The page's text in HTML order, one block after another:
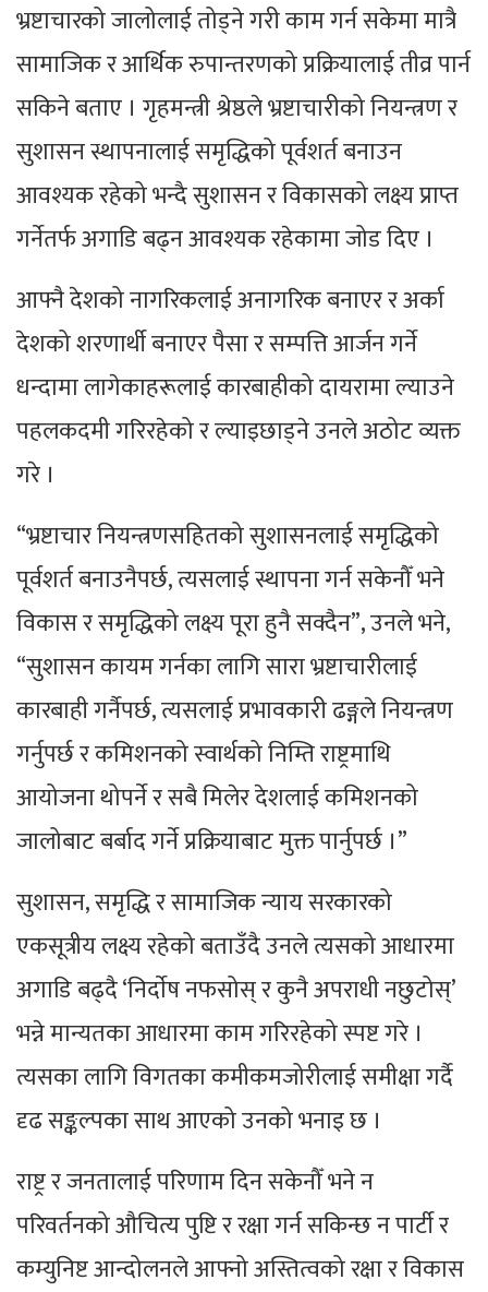
भ्रष्टाचारको जालोलाई तोड्ने गरी काम गर्न सकेमा मात्रै
सामाजिक र आर्थिक रुपान्तरणको प्रक्रियालाई तीव्र पार्न
सकिने बताए । गृहमन्त्री श्रेष्ठले भ्रष्टाचारीको नियन्त्रण र
सुशासन स्थापनालाई समृद्धिको पूर्वशर्त बनाउन
आवश्यक रहेको भन्दै सुशासन र विकासको लक्ष्य प्राप्त
गर्नेतर्फ अगाडि बढ्न आवश्यक रहेकामा जोड दिए ।
आफ्नै देशको नागरिकलाई अनागरिक बनाएर र अर्का
देशको शरणार्थी बनाएर पैसा र सम्पत्ति आर्जन गर्ने
धन्दामा लागेकाहरूलाई कारबाहीको दायरामा ल्याउने
पहलकदमी गरिरहेको र ल्याइछाड्ने उनले अठोट व्यक्त
गरे ।
“भ्रष्टाचार नियन्त्रणसहितको सुशासनलाई समृद्धिको
पूर्वशर्त बनाउनैपर्छ, त्यसलाई स्थापना गर्न सकेनौँ भने
विकास र समृद्धिको लक्ष्य पूरा हुनै सक्दैन”, उनले भने,
“सुशासन कायम गर्नका लागि सारा भ्रष्टाचारीलाई
कारबाही गर्नैपर्छ, त्यसलाई प्रभावकारी ढङ्गले नियन्त्रण
गर्नुपर्छ र कमिशनको स्वार्थको निम्ति राष्ट्रमाथि
आयोजना थोपर्ने र सबै मिलेर देशलाई कमिशनको
जालोबाट बर्बाद गर्ने प्रक्रियाबाट मुक्त पार्नुपर्छ ।”
सुशासन, समृद्धि र सामाजिक न्याय सरकारको
एकसूत्रीय लक्ष्य रहेको बताउँदै उनले त्यसको आधारमा
अगाडि बढ्दै ‘निर्दाेष नफसोस् र कुनै अपराधी नछुटोस्’
भन्ने मान्यतका आधारमा काम गरिरहेको स्पष्ट गरे ।
त्यसका लागि विगतका कमीकमजोरीलाई समीक्षा गर्दै
दृढ सङ्कल्पका साथ आएको उनको भनाइ छ ।
राष्ट्र र जनतालाई परिणाम दिन सकेनौँ भने न
परिवर्तनको औचित्य पुष्टि र रक्षा गर्न सकिन्छ न पार्टी र
कम्युनिष्ट आन्दोलनले आफ्नो अस्तित्वको रक्षा र विकास